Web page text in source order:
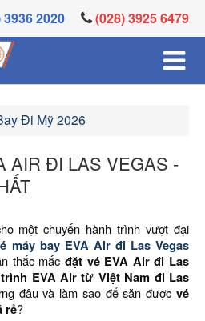
3936 2020 (028) 3925 6479
Đi Mỹ 2026
AIR ĐI LAS VEGAS -
một chuyến hành trình vượt đại
máy bay EVA Air đi Las Vegas
thắc mắc đặt vé EVA Air đi Las
EVA Air từ Việt Nam đi Las
đâu và làm sao để săn được vé
rẻ?